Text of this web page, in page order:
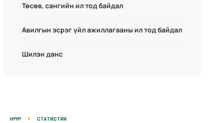
Төсөв, сангийн ил тод байдал
Авилгын эсрэг үйл ажиллагааны ил тод байдал
Шилэн данс
НҮҮР СТАТИСТИК